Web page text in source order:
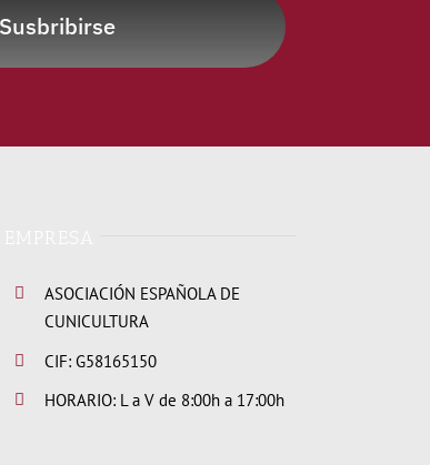
Susbribirse
ASOCIACIÓN ESPAÑOLA DE
CUNICULTURA
CIF: G58165150
HORARIO: L a V de 8:00h a 17:00h